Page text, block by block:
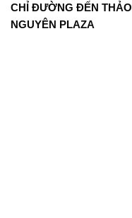
CHỈ ĐƯỜNG ĐẾN THẢO
NGUYÊN PLAZA